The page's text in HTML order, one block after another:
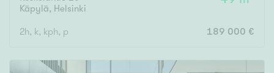
Käpylä, Helsinki
2h, k, kph, p 189 000 €